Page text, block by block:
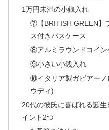
1万円未満の小銭入れ
⑦【BRITISH GREEN】
ス付きパスケース
⑧アルミラウンドコイン
⑨小さい小銭入れ
⑩イタリア製ガビアーノ
ウディ)
20代の彼氏に喜ばれる誕
イント2つ